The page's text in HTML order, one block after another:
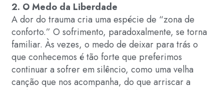
2. O Medo da Liberdade
A dor do trauma cria uma espécie de “zona de
conforto.” O sofrimento, paradoxalmente, se torna
familiar. Às vezes, o medo de deixar para trás o
que conhecemos é tão forte que preferimos
continuar a sofrer em silêncio, como uma velha
canção que nos acompanha, do que arriscar a